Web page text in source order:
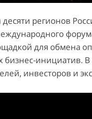
регионов
для обмена
бизнес-инициатив.
инвесторов и